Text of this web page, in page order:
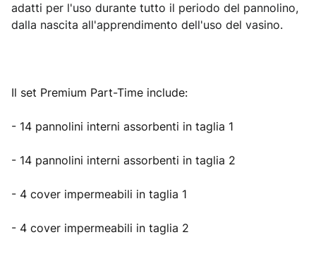
adatti per l'uso durante tutto il periodo del pannolino,
dalla nascita all'apprendimento dell'uso del vasino.
Il set Premium Part-Time include:
- 14 pannolini interni assorbenti in taglia 1
- 14 pannolini interni assorbenti in taglia 2
- 4 cover impermeabili in taglia 1
- 4 cover impermeabili in taglia 2